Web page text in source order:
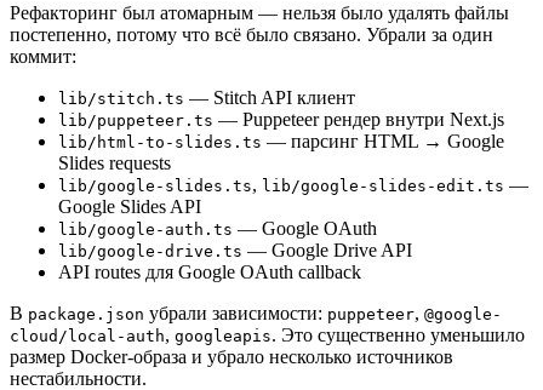
Рефакторинг был атомарным — нельзя было удалять файлы
постепенно, потому что всё было связано. Убрали за один
коммит:
lib/stitch.ts — Stitch API клиент
lib/puppeteer.ts — Puppeteer рендер внутри Next.js
lib/html-to-slides.ts — парсинг HTML → Google
Slides requests
lib/google-slides.ts, lib/google-slides-edit.ts —
Google Slides API
lib/google-auth.ts — Google OAuth
lib/google-drive.ts — Google Drive API
API routes для Google OAuth callback
В package.json убрали зависимости: puppeteer, @google-
cloud/local-auth, googleapis. Это существенно уменьшило
размер Docker-образа и убрало несколько источников
нестабильности.